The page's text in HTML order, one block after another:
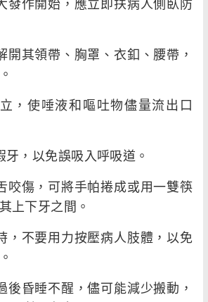
其領帶、胸罩、衣釦、腰帶，
使唾液和嘔吐物儘量流出口
，以免誤吸入呼吸道。
傷，可將手帕捲成或用一雙筷
上下牙之間。
不要用力按壓病人肢體，以免
昏睡不醒，儘可能減少搬動，